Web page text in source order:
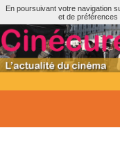
En poursuivant votre navigation
et de préférences